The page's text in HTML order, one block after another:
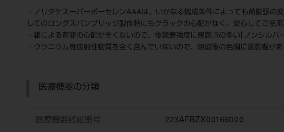
・ノリタケスーパーポーセレンAAAは、いかなる焼成条件によっても熱膨張
してのロングスパンブリッジ製作時にもクラックの心配がなく、安心してご使用
・銀による黄変の心配が全くないので、後鑞着強度に問題点の多い｢ノンシル
・ウラニウム等放射性物質を全く含んでいないので、焼成後の色調に悪影響が
医療機器の分類
医療機器認証番号 223AFBZX00166000